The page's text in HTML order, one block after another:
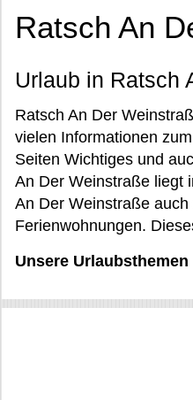
Ratsch An
Urlaub in Ratsch
Ratsch An Der
vielen Informationen
Seiten Wichtiges und
An Der Weinstraße liegt
An Der Weinstraße
Ferienwohnungen.
Unsere Urlaubsthemen